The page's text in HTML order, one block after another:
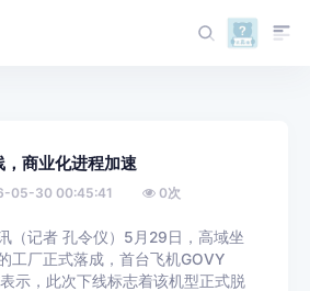
商业化进程加速
05-30 00:45:41 0次
（记者 孔令仪）5月29日，高域坐
工厂正式落成，首台飞机GOVY
示，此次下线标志着该机型正式脱